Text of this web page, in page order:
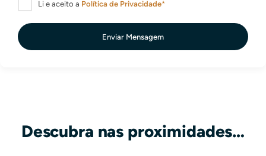
Enviar Mensagem
Descubra nas proximidades…